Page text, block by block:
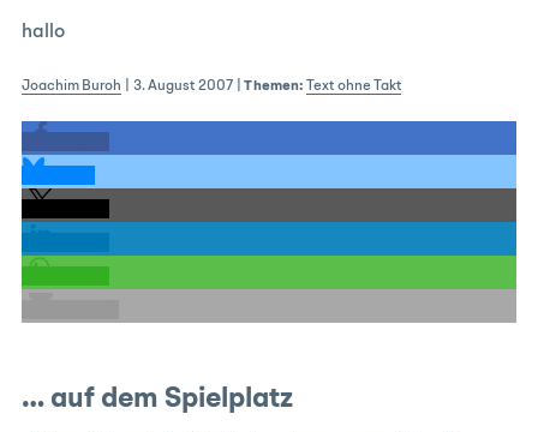
hallo
Joachim Buroh 3. August 2007|Themen: Text ohne Takt
… auf dem Spielplatz